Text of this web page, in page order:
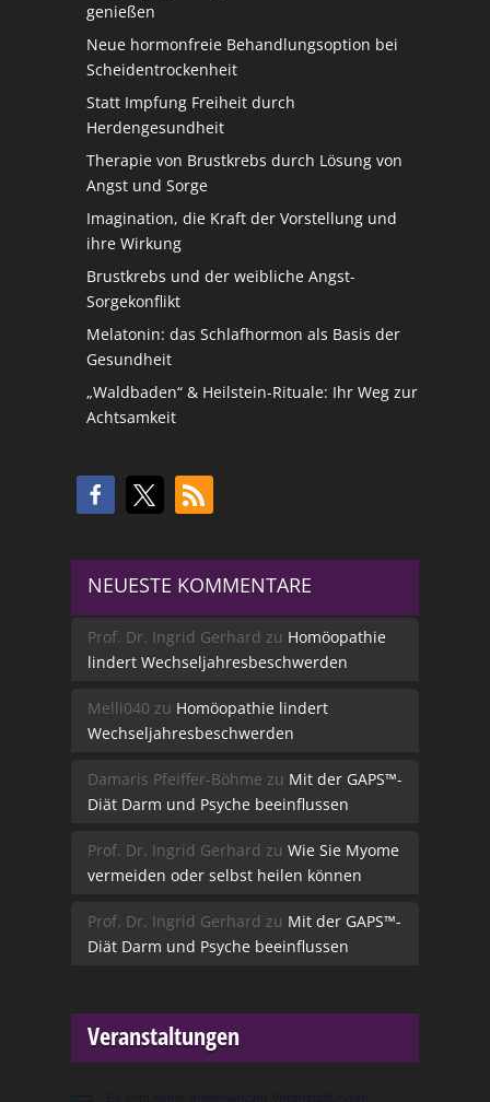
genießen
Neue hormonfreie Behandlungsoption bei
Scheidentrockenheit
Statt Impfung Freiheit durch
Herdengesundheit
Therapie von Brustkrebs durch Lösung von
Angst und Sorge
Imagination, die Kraft der Vorstellung und
ihre Wirkung
Brustkrebs und der weibliche Angst-
Sorgekonflikt
Melatonin: das Schlafhormon als Basis der
Gesundheit
„Waldbaden“ & Heilstein-Rituale: Ihr Weg zur
Achtsamkeit
NEUESTE KOMMENTARE
Prof. Dr. Ingrid Gerhard zu Homöopathie
lindert Wechseljahresbeschwerden
Melli040 zu Homöopathie lindert
Wechseljahresbeschwerden
Damaris Pfeiffer-Böhme zu Mit der GAPS™-
Diät Darm und Psyche beeinflussen
Prof. Dr. Ingrid Gerhard zu Wie Sie Myome
vermeiden oder selbst heilen können
Prof. Dr. Ingrid Gerhard zu Mit der GAPS™-
Diät Darm und Psyche beeinflussen
Veranstaltungen